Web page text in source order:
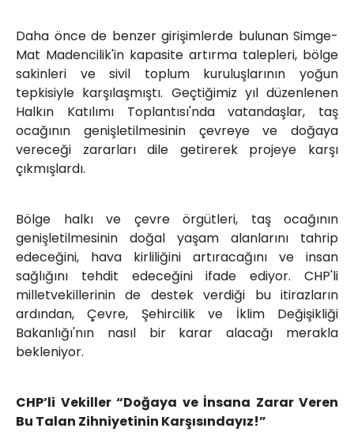
Daha önce de benzer girişimlerde bulunan Simge-
Mat Madencilik'in kapasite artırma talepleri, bölge
sakinleri ve sivil toplum kuruluşlarının yoğun
tepkisiyle karşılaşmıştı. Geçtiğimiz yıl düzenlenen
Halkın Katılımı Toplantısı'nda vatandaşlar, taş
ocağının genişletilmesinin çevreye ve doğaya
vereceği zararları dile getirerek projeye karşı
çıkmışlardı.
Bölge halkı ve çevre örgütleri, taş ocağının
genişletilmesinin doğal yaşam alanlarını tahrip
edeceğini, hava kirliliğini artıracağını ve insan
sağlığını tehdit edeceğini ifade ediyor. CHP'li
milletvekillerinin de destek verdiği bu itirazların
ardından, Çevre, Şehircilik ve İklim Değişikliği
Bakanlığı'nın nasıl bir karar alacağı merakla
bekleniyor.
CHP’li Vekiller “Doğaya ve İnsana Zarar Veren
Bu Talan Zihniyetinin Karşısındayız!”